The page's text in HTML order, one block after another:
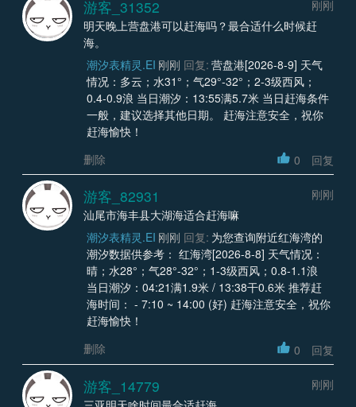
游客_31352
刚刚
明天晚上营盘港可以赶海吗？最合适什么时候赶
海。
潮汐表精灵.EI 刚刚 回复: 营盘港[2026-8-9] 天气
情况：多云；水31°；气29°-32°；2-3级西风；
0.4-0.9浪 当日潮汐：13:55满5.7米 当日赶海条件
一般，建议选择其他日期。 赶海注意安全，祝你
赶海愉快！
删除
0 回复
游客_82931
刚刚
汕尾市海丰县大湖海适合赶海嘛
潮汐表精灵.EI 刚刚 回复: 为您查询附近红海湾的
潮汐数据供参考： 红海湾[2026-8-8] 天气情况：
晴；水28°；气28°-32°；1-3级西风；0.8-1.1浪
当日潮汐：04:21满1.9米 / 13:38干0.6米 推荐赶
海时间： - 7:10 ~ 14:00 (好) 赶海注意安全，祝你
赶海愉快！
删除
0 回复
游客_14779
刚刚